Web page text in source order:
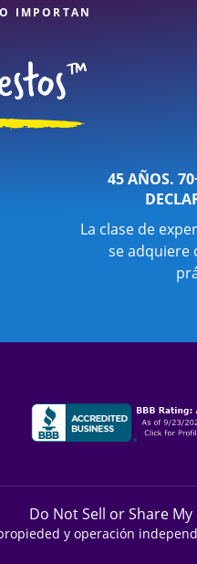
IMPORTAN
45 AÑOS.
La clase de
se adquiere
Do Not Sell or Share
y operación